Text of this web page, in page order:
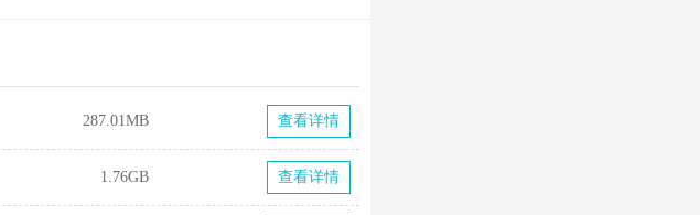
287.01MB 查看详情
1.76GB 查看详情